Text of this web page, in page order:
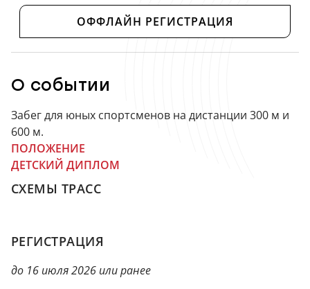
ОФФЛАЙН РЕГИСТРАЦИЯ
О событии
Забег для юных спортсменов на дистанции 300 м и
600 м.
ПОЛОЖЕНИЕ
ДЕТСКИЙ ДИПЛОМ
СХЕМЫ ТРАСС
РЕГИСТРАЦИЯ
до 16 июля 2026 или ранее